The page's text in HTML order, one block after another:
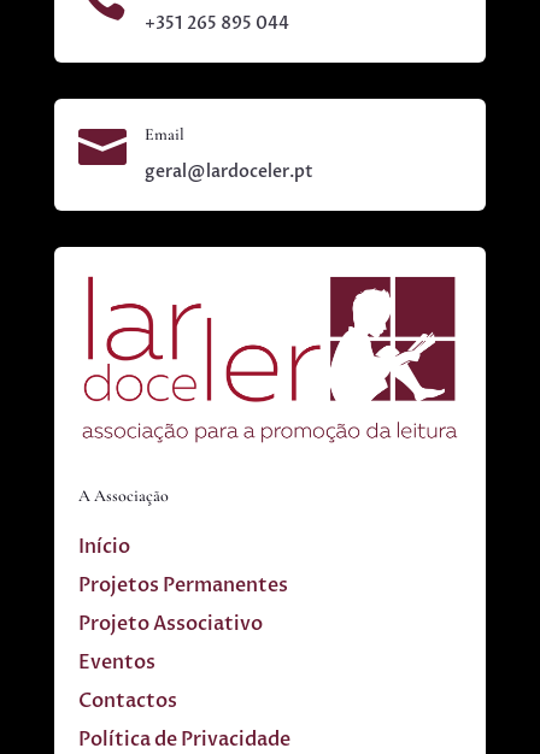
+351 265 895 044
 Email
geral@lardoceler.pt
A Associação
Início
Projetos Permanentes
Projeto Associativo
Eventos
Contactos
Política de Privacidade